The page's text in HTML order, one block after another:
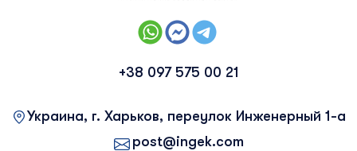
+38 097 575 00 21
Украина, г. Харьков, переулок Инженерный 1-а
post@ingek.com